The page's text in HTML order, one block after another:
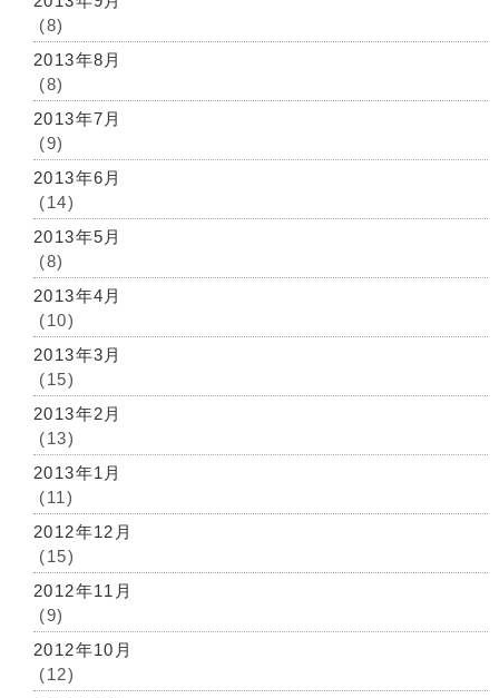
(8)
2013年8月
(8)
2013年7月
(9)
2013年6月
(14)
2013年5月
(8)
2013年4月
(10)
2013年3月
(15)
2013年2月
(13)
2013年1月
(11)
2012年12月
(15)
2012年11月
(9)
2012年10月
(12)